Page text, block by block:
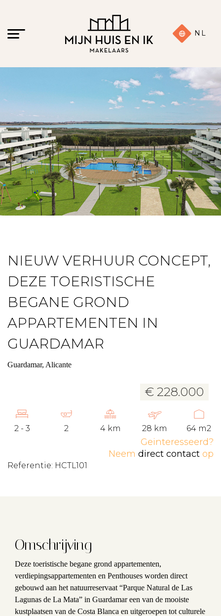
NL
20 foto's
NIEUW VERHUUR CONCEPT,
DEZE TOERISTISCHE
BEGANE GROND
APPARTEMENTEN IN
GUARDAMAR
Guardamar, Alicante
€ 228.000
2 - 3 2 4 km 28 km 64 m2
Geinteresseerd?
Neem direct contact op
Referentie: HCTL101
Omschrijving
Deze toeristische begane grond appartementen,
verdiepingsappartementen en Penthouses worden direct
gebouwd aan het natuurreservaat “Parque Natural de Las
Lagunas de La Mata” in Guardamar een van de mooiste
kustplaatsen van de Costa Blanca en uitgeroepen tot culturele